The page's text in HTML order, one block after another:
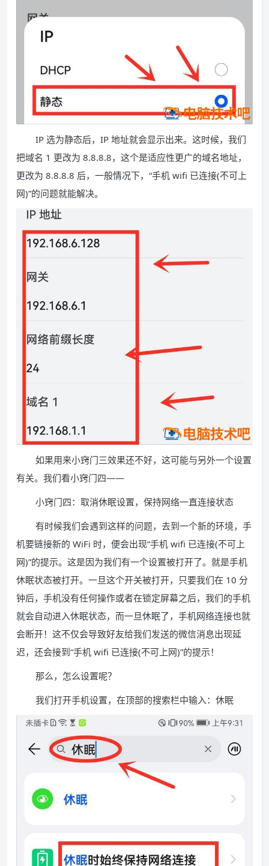
IP 选为静态后，IP 地址就会显示出来。这时候，我们
把域名 1 更改为 8.8.8.8，这个是适应性更广的域名地址，
更改为 8.8.8.8 后，一般情况下，“手机 wifi 已连接(不可上
网)”的问题就能解决。
如果用来小窍门三效果还不好，这可能与另外一个设置
有关。我们看小窍门四——
小窍门四：取消休眠设置，保持网络一直连接状态
有时候我们会遇到这样的问题，去到一个新的环境，手
机要链接新的 WiFi 时，便会出现“手机 wifi 已连接(不可上
网)”的提示。这是因为我们有一个设置被打开了。就是手机
休眠状态被打开。一旦这个开关被打开，只要我们在 10 分
钟后，手机没有任何操作或者在锁定屏幕之后，我们的手机
就会自动进入休眠状态，而一旦休眠了，手机网络连接也就
会断开！这不仅会导致好友给我们发送的微信消息出现延
迟，还会接到“手机 wifi 已连接(不可上网)”的提示！
那么，怎么设置呢？
我们打开手机设置，在顶部的搜索栏中输入：休眠